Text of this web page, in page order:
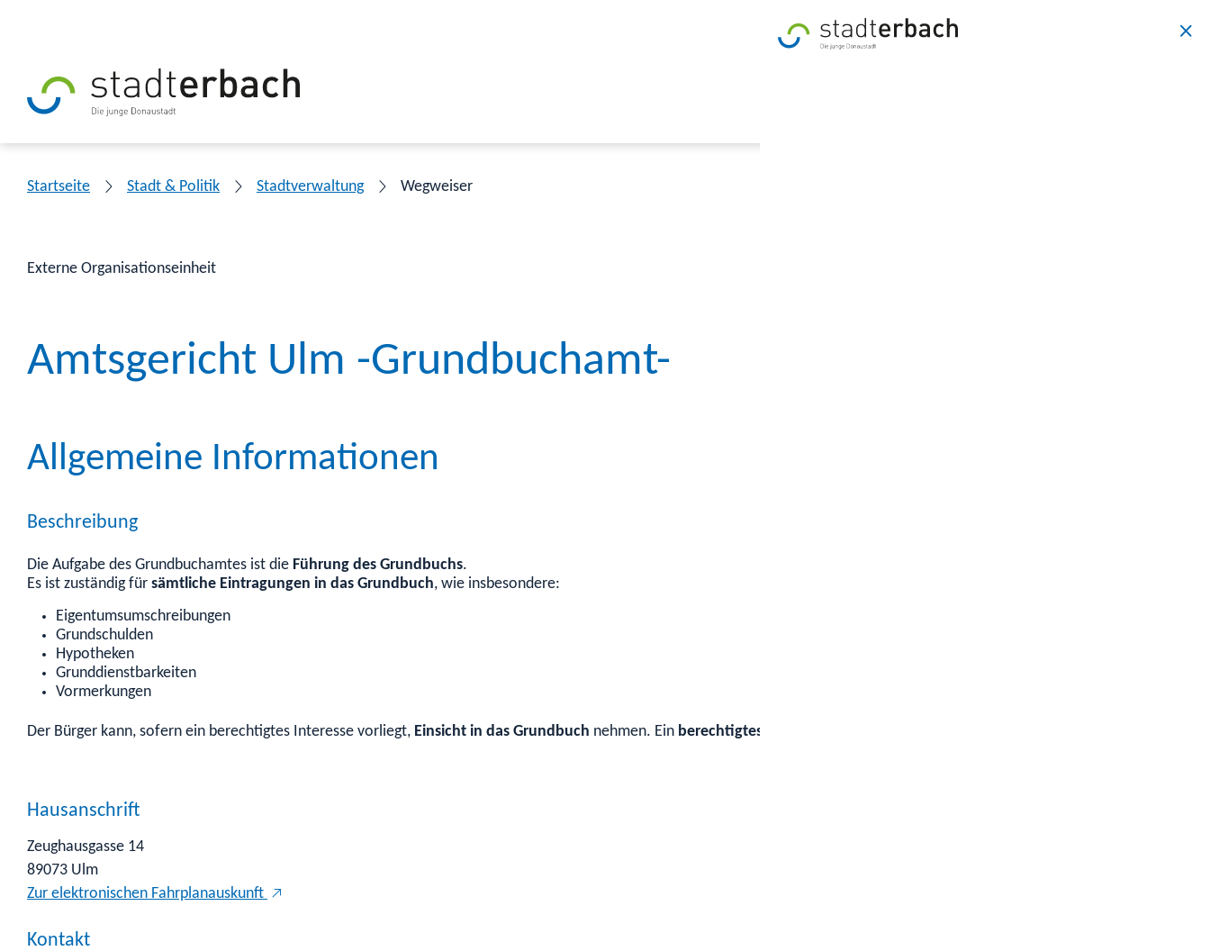
Startseite Stadt & Politik Stadtverwaltung Wegweiser
Externe Organisationseinheit
Amtsgericht Ulm -Grundbuchamt-
Allgemeine Informationen
Beschreibung
Die Aufgabe des Grundbuchamtes ist die Führung des Grundbuchs.
Es ist zuständig für sämtliche Eintragungen in das Grundbuch, wie insbesondere:
Eigentumsumschreibungen
Grundschulden
Hypotheken
Grunddienstbarkeiten
Vormerkungen
Der Bürger kann, sofern ein berechtigtes Interesse vorliegt, Einsicht in das Grundbuch nehmen. Ein berechtigtes Interesse
Hausanschrift
Zeughausgasse 14
89073 Ulm
Zur elektronischen Fahrplanauskunft
Kontakt